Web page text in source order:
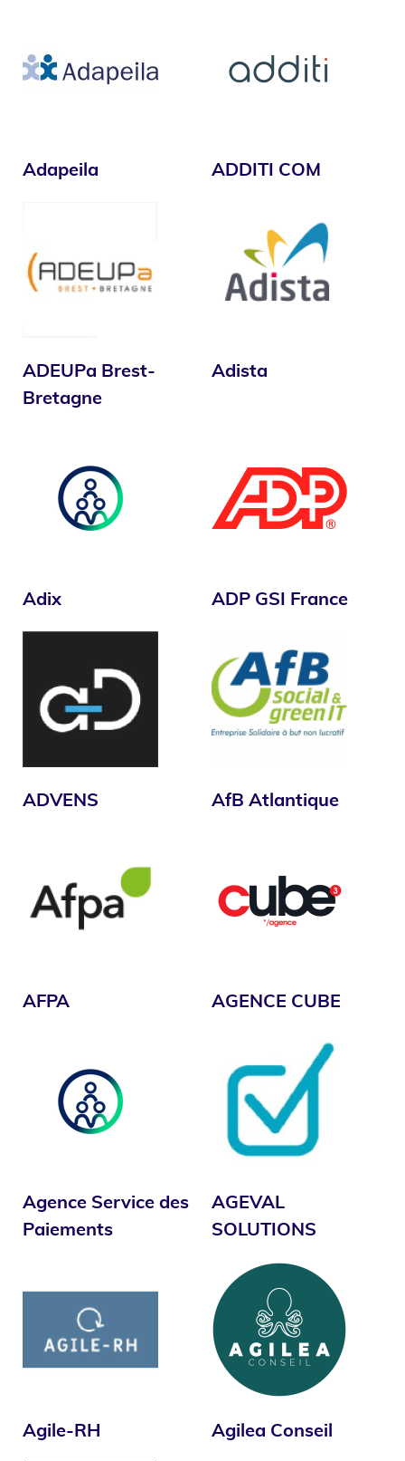
Adapeila ADDITI COM
ADEUPa Brest-
Bretagne
Adista
Adix ADP GSI France
ADVENS AfB Atlantique
AFPA AGENCE CUBE
Agence Service des
Paiements
AGEVAL
SOLUTIONS
Agile-RH Agilea Conseil